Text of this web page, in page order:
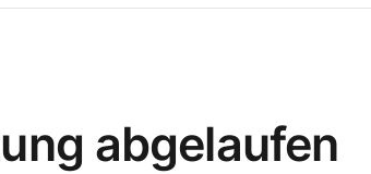
abgelaufen